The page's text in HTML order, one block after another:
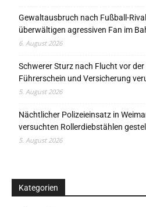
Gewaltausbruch nach Fußball-
überwältigen agressiven Fan im
6. August 2026
Schwerer Sturz nach Flucht vor
Führerschein und Versicherung
5. August 2026
Nächtlicher Polizeieinsatz in
versuchten Rollerdiebstählen
5. August 2026
Kategorien